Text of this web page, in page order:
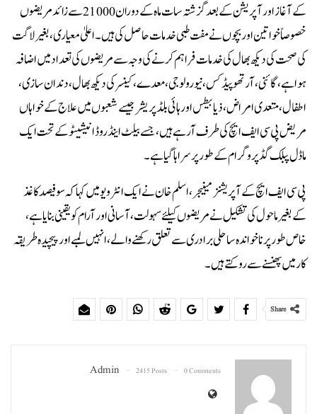
کے آغاز اور آپریشن کے بعد گزشتہ سات ماہ کے دوران 21000 سے زائد مریضوں
خصوصاً خواتین اور بچوں نے مفت طبی خدمات حاصل کی ہیں۔اعلیٰ معیاری، بغیر لاگت
کی صحت کی دیکھ بھال کی خدمات فراہم کرنے کی وجہ سے مریضوں کی تعداد میں اضافہ
ہوا ہے، گائنی، آرتھوپیڈکس، نیورولوجی، معدے، کینسر کی دیکھ بھال، دندان سازی،
اطفال، متعدی امراض، ذیابیطس اور ہائی بلڈ پریشر جیسے شعبوں میں علاج کے خواہاں
مریض پی سی ایف ایچ کی طرف آرہے ہیں، جسے بیلٹ اینڈ روڈ انیشیٹو کے تحت ایک
ماڈل پبلک گڈ پروگرام کے طور پر سراہا گیا ہے۔
پی سی ایف ایچ کے آپریشنز مینیجر، اسلم خان نے ایک انٹرویو میں کہا کہ سو فیصد کاغذ
کے بغیر ماحول کی تشکیل نے مریضوں کیلئے سہولت، آسانی اور آرام کو یقینی بنایا ہے،
خاص طور پر ناخواندہ ساحلی برادری سے تعلق رکھنے والے، انہیں لمبے اور پیچیدہ طریقہ
کار میں پھنسنے سے روکتے ہیں۔
Share
Admin 2415 Posts 0 Comments